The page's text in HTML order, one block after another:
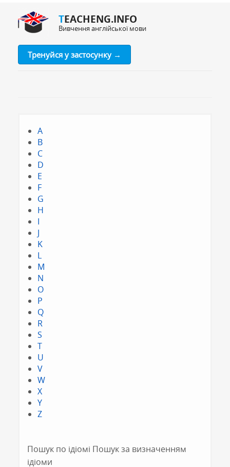
TEACHENG.INFO
Вивчення англійської мови
Тренуйся у застосунку →
A
B
C
D
E
F
G
H
I
J
K
L
M
N
O
P
Q
R
S
T
U
V
W
X
Y
Z
Пошук по ідіомі Пошук за визначенням
ідіоми